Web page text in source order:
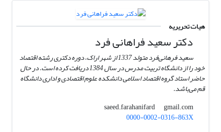
هیات تحریریه
دکتر سعید فراهانی فرد
سعید فرهانی‌فرد متولد 1337 از شهر اراک، دوره دکتری رشته اقتصاد
خود را از دانشگاه تربیت مدرس در سال 1384 دریافت کرده است. در حال
حاضر استاد گروه اقتصاد اسلامی دانشکده علوم اقتصادی و اداری دانشگاه
قم می‌باشد.
saeed.farahanifard
gmail.com
0000-0002-0316-863X